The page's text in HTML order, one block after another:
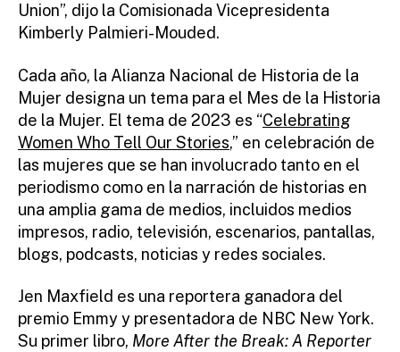
Union”, dijo la Comisionada Vicepresidenta
Kimberly Palmieri-Mouded.
Cada año, la Alianza Nacional de Historia de la
Mujer designa un tema para el Mes de la Historia
de la Mujer. El tema de 2023 es “Celebrating
Women Who Tell Our Stories,” en celebración de
las mujeres que se han involucrado tanto en el
periodismo como en la narración de historias en
una amplia gama de medios, incluidos medios
impresos, radio, televisión, escenarios, pantallas,
blogs, podcasts, noticias y redes sociales.
Jen Maxfield es una reportera ganadora del
premio Emmy y presentadora de NBC New York.
Su primer libro, More After the Break: A Reporter